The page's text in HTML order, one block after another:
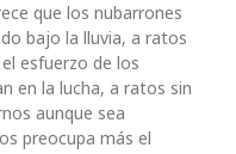
que los nubarrones
bajo la lluvia, a ratos
esfuerzo de los
en la lucha, a ratos sin
aunque sea
preocupa más el